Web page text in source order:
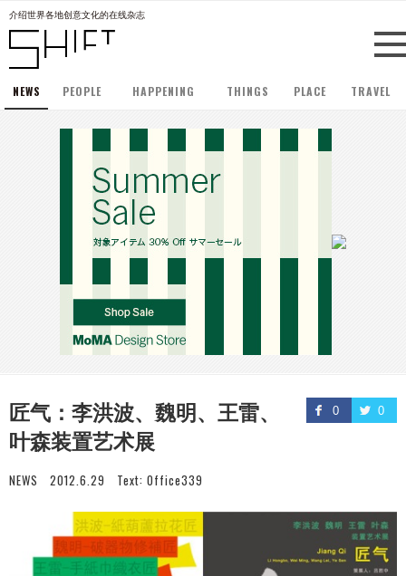
介绍世界各地创意文化的在线杂志
NEWS PEOPLE HAPPENING THINGS PLACE TRAVEL
0 0
匠气：李洪波、魏明、王雷、
叶森装置艺术展
NEWS 2012.6.29 Text: Office339